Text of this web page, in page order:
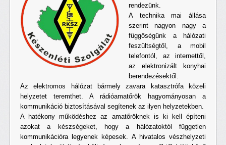
rendezünk.
A technika mai állása
szerint nagyon nagy a
függőségünk a hálózati
feszültségtől, a mobil
telefontól, az internettől,
az elektronizált konyhai
berendezésektől.
Az elektromos hálózat bármely zavara katasztrófa közeli
helyzetet teremthet. A rádióamatőrök hagyományosan a
kommunikáció biztosításával segítenek az ilyen helyzetekben.
A hatékony működéshez az amatőröknek is ki kell építeni
azokat a készségeket, hogy a hálózatoktól független
kommunikációra legyenek képesek. A hivatalos vészhelyzeti